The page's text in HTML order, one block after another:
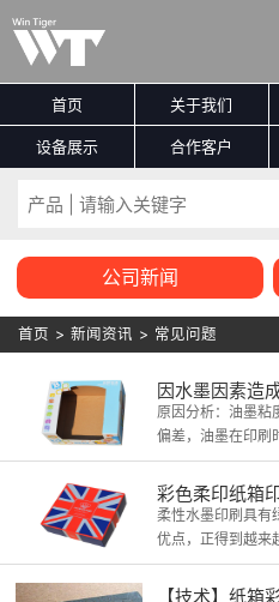
首页 关于我们
设备展示 合作客户
公司新闻
首页 > 新闻资讯 > 常见问题
因水墨因素造
原因分析：油墨粘
偏差，油墨在印刷
移不良。
彩色柔印纸箱
柔性水墨印刷具有
优点，正得到越来
断发展，将促使包
油墨的需求更为